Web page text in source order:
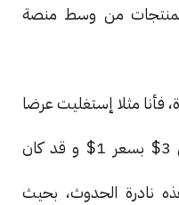
من وسط منصة
فأنا مثلا إستغليت عرضا
خاص بشراء كايبل سعره الأصلي 3$ بسعر 1$ و قد كان
نادرة الحدوث، بحيث